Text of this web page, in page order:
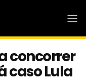
concorrer
caso Lula